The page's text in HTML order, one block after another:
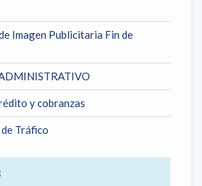
Imagen Publicitaria Fin de
y cobranzas
Tráfico